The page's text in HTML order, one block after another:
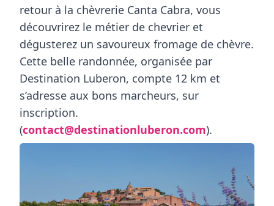
retour à la chèvrerie Canta Cabra, vous
découvrirez le métier de chevrier et
dégusterez un savoureux fromage de chèvre.
Cette belle randonnée, organisée par
Destination Luberon, compte 12 km et
s’adresse aux bons marcheurs, sur
inscription.
(contact@destinationluberon.com).